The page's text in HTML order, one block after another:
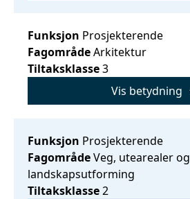
Funksjon Prosjekterende
FagområdeArkitektur
Tiltaksklasse3
Vis betydning
Funksjon Prosjekterende
FagområdeVeg, utearealer og
landskapsutforming
Tiltaksklasse2